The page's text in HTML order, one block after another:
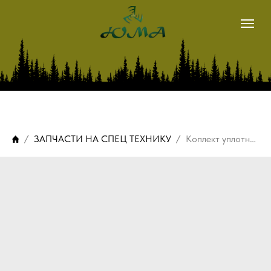
о нас
LOGSET
ЗАПЧАСТИ НА СПЕЦ ТЕХНИКУ Коплект уплотнений цилиндр поворота Metsis 608/808F